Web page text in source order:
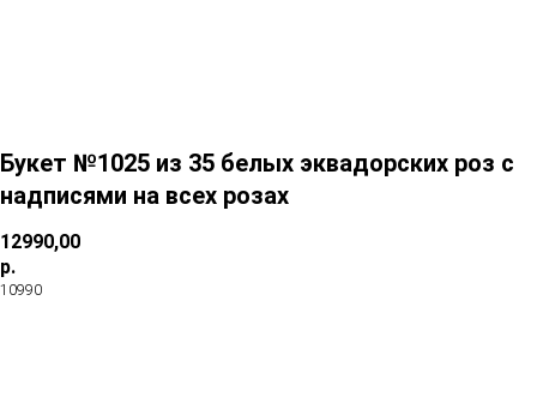
Букет №1025 из 35 белых эквадорских роз с
надписями на всех розах
12990,00
р.
10990